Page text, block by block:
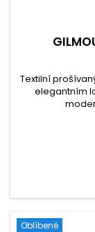
Textilní
elegantním
Oblíbené